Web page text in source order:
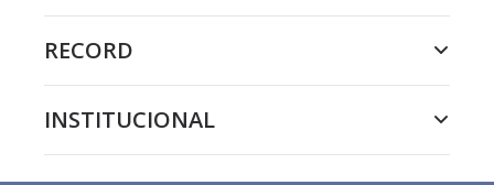
RECORD
INSTITUCIONAL